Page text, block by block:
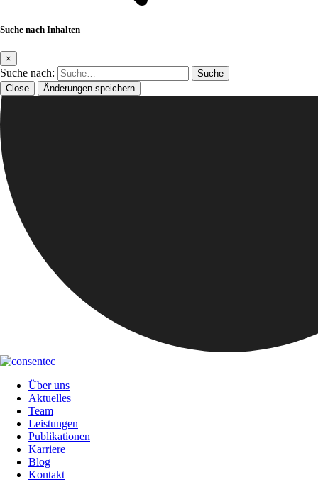
Suche nach Inhalten
×
Suche nach:
Close Änderungen speichern
Über uns
Aktuelles
Team
Leistungen
Publikationen
Karriere
Blog
Kontakt